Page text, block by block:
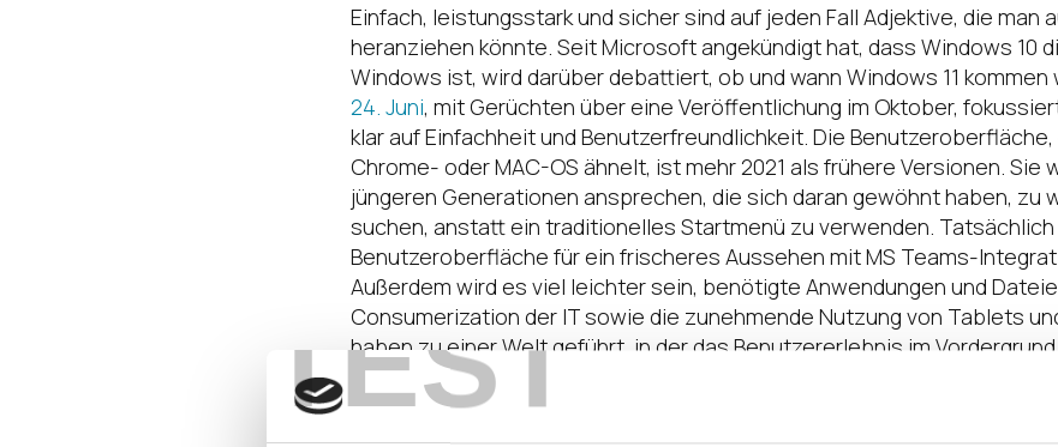
TEST
Einfach, leistungsstark und sicher sind auf jeden Fall Adjektive, die man
heranziehen könnte. Seit Microsoft angekündigt hat, dass Windows 10
Windows ist, wird darüber debattiert, ob und wann Windows 11 kommen
24. Juni, mit Gerüchten über eine Veröffentlichung im Oktober,
klar auf Einfachheit und Benutzerfreundlichkeit. Die
Chrome- oder MAC-OS ähnelt, ist mehr 2021 als frühere Versionen. Sie
jüngeren Generationen ansprechen, die sich daran gewöhnt haben, zu
suchen, anstatt ein traditionelles Startmenü zu verwenden.
Benutzeroberfläche für ein frischeres Aussehen mit MS Teams-
Außerdem wird es viel leichter sein, benötigte Anwendungen und
Consumerization der IT sowie die zunehmende Nutzung von Tablets
haben zu einer Welt geführt, in der das Benutzererlebnis im
11 konzentriert sich darauf, die Dinge einfach zu halten…
Unter der Haube spielt nach wie vor die Sicherheit eine entscheidende